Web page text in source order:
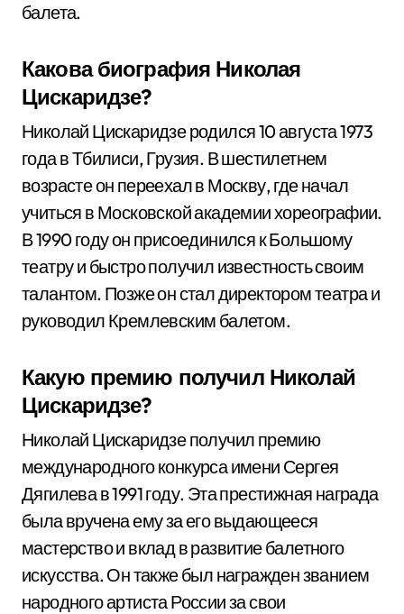
балета.
Какова биография Николая
Цискаридзе?
Николай Цискаридзе родился 10 августа 1973
года в Тбилиси, Грузия. В шестилетнем
возрасте он переехал в Москву, где начал
учиться в Московской академии хореографии.
В 1990 году он присоединился к Большому
театру и быстро получил известность своим
талантом. Позже он стал директором театра и
руководил Кремлевским балетом.
Какую премию получил Николай
Цискаридзе?
Николай Цискаридзе получил премию
международного конкурса имени Сергея
Дягилева в 1991 году. Эта престижная награда
была вручена ему за его выдающееся
мастерство и вклад в развитие балетного
искусства. Он также был награжден званием
народного артиста России за свои